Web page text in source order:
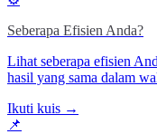
Seberapa Efisien Anda?
Lihat seberapa efisien
hasil yang sama dalam
Ikuti kuis →
📌